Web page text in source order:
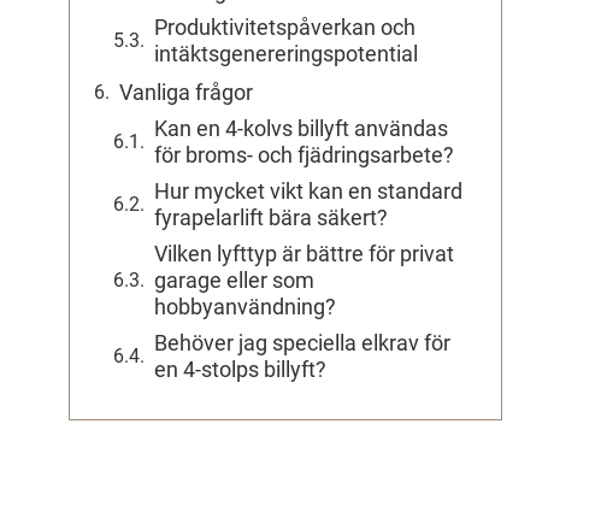
Produktivitetspåverkan och
intäktsgenereringspotential
Vanliga frågor
Kan en 4-kolvs billyft användas
för broms- och fjädringsarbete?
Hur mycket vikt kan en standard
fyrapelarlift bära säkert?
Vilken lyfttyp är bättre för privat
garage eller som
hobbyanvändning?
Behöver jag speciella elkrav för
en 4-stolps billyft?